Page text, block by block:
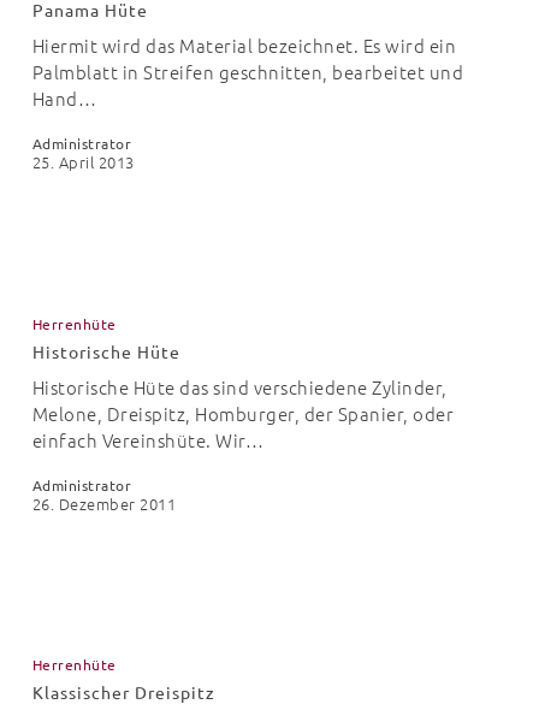
Panama Hüte
Hiermit wird das Material bezeichnet. Es wird ein
Palmblatt in Streifen geschnitten, bearbeitet und
Hand…
Administrator
25. April 2013
Herrenhüte
Historische Hüte
Historische Hüte das sind verschiedene Zylinder,
Melone, Dreispitz, Homburger, der Spanier, oder
einfach Vereinshüte. Wir…
Administrator
26. Dezember 2011
Herrenhüte
Klassischer Dreispitz